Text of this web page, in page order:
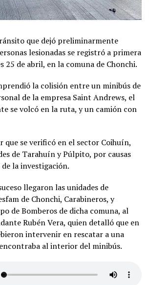
que dejó preliminarmente
lesionadas se registró a primera
25 de abril, en la comuna de Chonchi.
la colisión entre un minibús de
de la empresa Saint Andrews, el
se volcó en la ruta, y un camión con
que se verificó en el sector Coihuín,
de Tarahuín y Púlpito, por causas
la investigación.
llegaron las unidades de
de Chonchi, Carabineros, y
de Bomberos de dicha comuna, al
Rubén Vera, quien detalló que en
intervenir en rescatar a una
al interior del minibús.